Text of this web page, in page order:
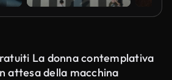
La donna contemplativa
attesa della macchina